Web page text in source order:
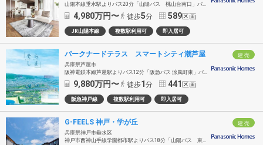
山陽本線垂水駅よりバス20分「山陽バス 桃山台南口」バス停下車・徒歩5分〜8分
4,980万円〜 徒歩5分 589区画
JR山陽本線 複数駅利用可 即入居可
建 売
パークナードテラス スマートシティ潮芦屋
兵庫県芦屋市
阪神電鉄本線芦屋駅よりバス12分「阪急バス 涼風町東」バス停下車・徒歩1分〜2分
9,880万円〜 徒歩1 分 441 区画
阪急神戸線 複数駅利用可 即入居可
建 売
G-FEELS 神戸・学が丘
兵庫県神戸市垂水区
神戸市西神山手線学園都市駅よりバス18分「山陽バス 東多聞」バス停下車・徒歩1分〜5分